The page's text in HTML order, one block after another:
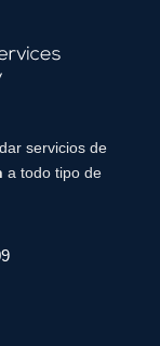
servicios de
a todo tipo de